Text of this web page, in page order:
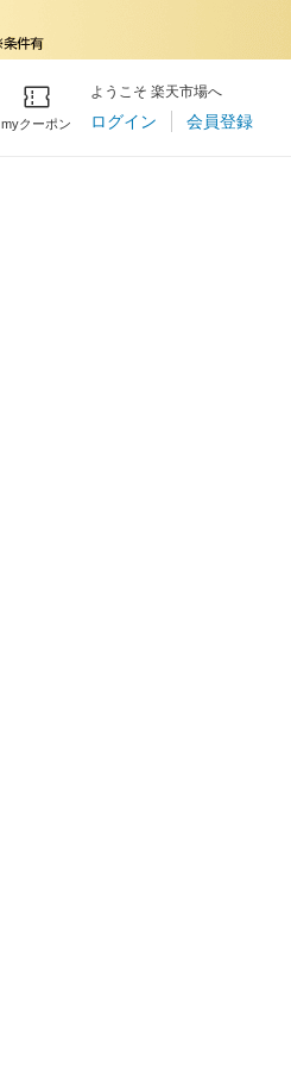
myクーポン
ようこそ 楽天市場へ
ログイン 会員登録